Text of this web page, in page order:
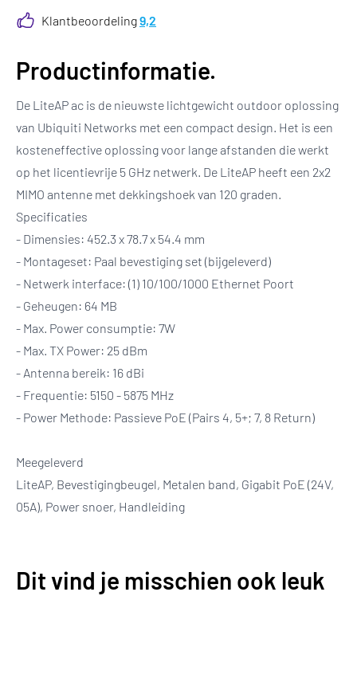
Klantbeoordeling9,2
Productinformatie.
De LiteAP ac is de nieuwste lichtgewicht outdoor oplossing
van Ubiquiti Networks met een compact design. Het is een
kosteneffective oplossing voor lange afstanden die werkt
op het licentievrije 5 GHz netwerk. De LiteAP heeft een 2x2
MIMO antenne met dekkingshoek van 120 graden.
Specificaties
- Dimensies: 452.3 x 78.7 x 54.4 mm
- Montageset: Paal bevestiging set (bijgeleverd)
- Netwerk interface: (1) 10/100/1000 Ethernet Poort
- Geheugen: 64 MB
- Max. Power consumptie: 7W
- Max. TX Power: 25 dBm
- Antenna bereik: 16 dBi
- Frequentie: 5150 - 5875 MHz
- Power Methode: Passieve PoE (Pairs 4, 5+; 7, 8 Return)
Meegeleverd
LiteAP, Bevestigingbeugel, Metalen band, Gigabit PoE (24V,
05A), Power snoer, Handleiding
Dit vind je misschien ook leuk